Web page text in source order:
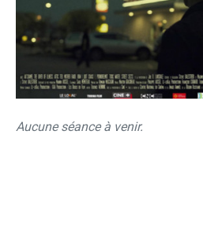
Aucune séance à venir.